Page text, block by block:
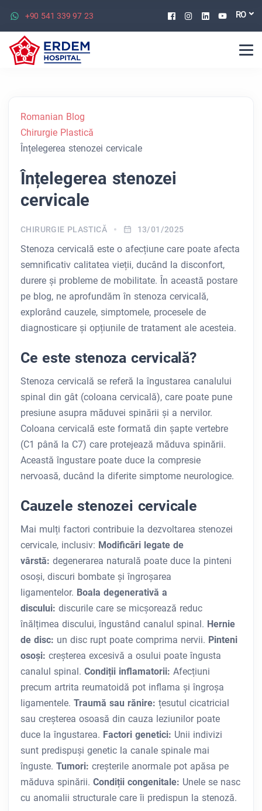
+90 541 339 97 23 Facebook
Instagram
Linkedin
RO
Romanian Blog
Chirurgie Plastică
Înțelegerea stenozei cervicale
Înțelegerea stenozei
cervicale
CHIRURGIE PLASTICĂ 13/01/2025
Stenoza cervicală este o afecțiune care poate afecta
semnificativ calitatea vieții, ducând la disconfort,
durere și probleme de mobilitate. În această postare
pe blog, ne aprofundăm în stenoza cervicală,
explorând cauzele, simptomele, procesele de
diagnosticare și opțiunile de tratament ale acesteia.
Ce este stenoza cervicală?
Stenoza cervicală se referă la îngustarea canalului
spinal din gât (coloana cervicală), care poate pune
presiune asupra măduvei spinării și a nervilor.
Coloana cervicală este formată din șapte vertebre
(C1 până la C7) care protejează măduva spinării.
Această îngustare poate duce la compresie
nervoasă, ducând la diferite simptome neurologice.
Cauzele stenozei cervicale
Mai mulți factori contribuie la dezvoltarea stenozei
cervicale, inclusiv: Modificări legate de
vârstă: degenerarea naturală poate duce la pinteni
osoși, discuri bombate și îngroșarea
ligamentelor. Boala degenerativă a
discului: discurile care se micșorează reduc
înălțimea discului, îngustând canalul spinal. Hernie
de disc: un disc rupt poate comprima nervii. Pinteni
osoși: creșterea excesivă a osului poate îngusta
canalul spinal. Condiții inflamatorii: Afecțiuni
precum artrita reumatoidă pot inflama și îngroșa
ligamentele. Traumă sau rănire: țesutul cicatricial
sau creșterea osoasă din cauza leziunilor poate
duce la îngustarea. Factori genetici: Unii indivizi
sunt predispuși genetic la canale spinale mai
înguste. Tumori: creșterile anormale pot apăsa pe
măduva spinării. Condiții congenitale: Unele se nasc
cu anomalii structurale care îi predispun la stenoză.